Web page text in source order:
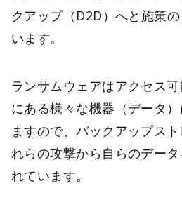
クアップ（D2D）へと施策
います。
ランサムウェアはアクセス
にある様々な機器（データ
ますので、バックアップス
れらの攻撃から自らのデー
れています。